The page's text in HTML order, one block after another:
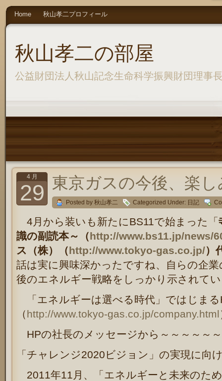
秋山孝二の部屋
公益財団法人秋山記念生命科学振興財団理事
Home 秋山孝二プロフィール
4 月
29 東京ガスの今後、楽
Posted by 秋山孝二 Categorized Under: 日記
4月から装いも新たにBS11で始まった「
識の副読本～（http://www.bs11.jp/news/
ス（株）（http://www.tokyo-gas.co.jp/）
話は実に興味深かったですね、自らの企
後のエネルギー戦略をしっかり示されて
「エネルギーは選べる時代」ではじまる
（http://www.tokyo-gas.co.jp/company.html
HPの社長のメッセージから～～～～～
「チャレンジ2020ビジョン」の実現に向
2011年11月、「エネルギーと未来のた